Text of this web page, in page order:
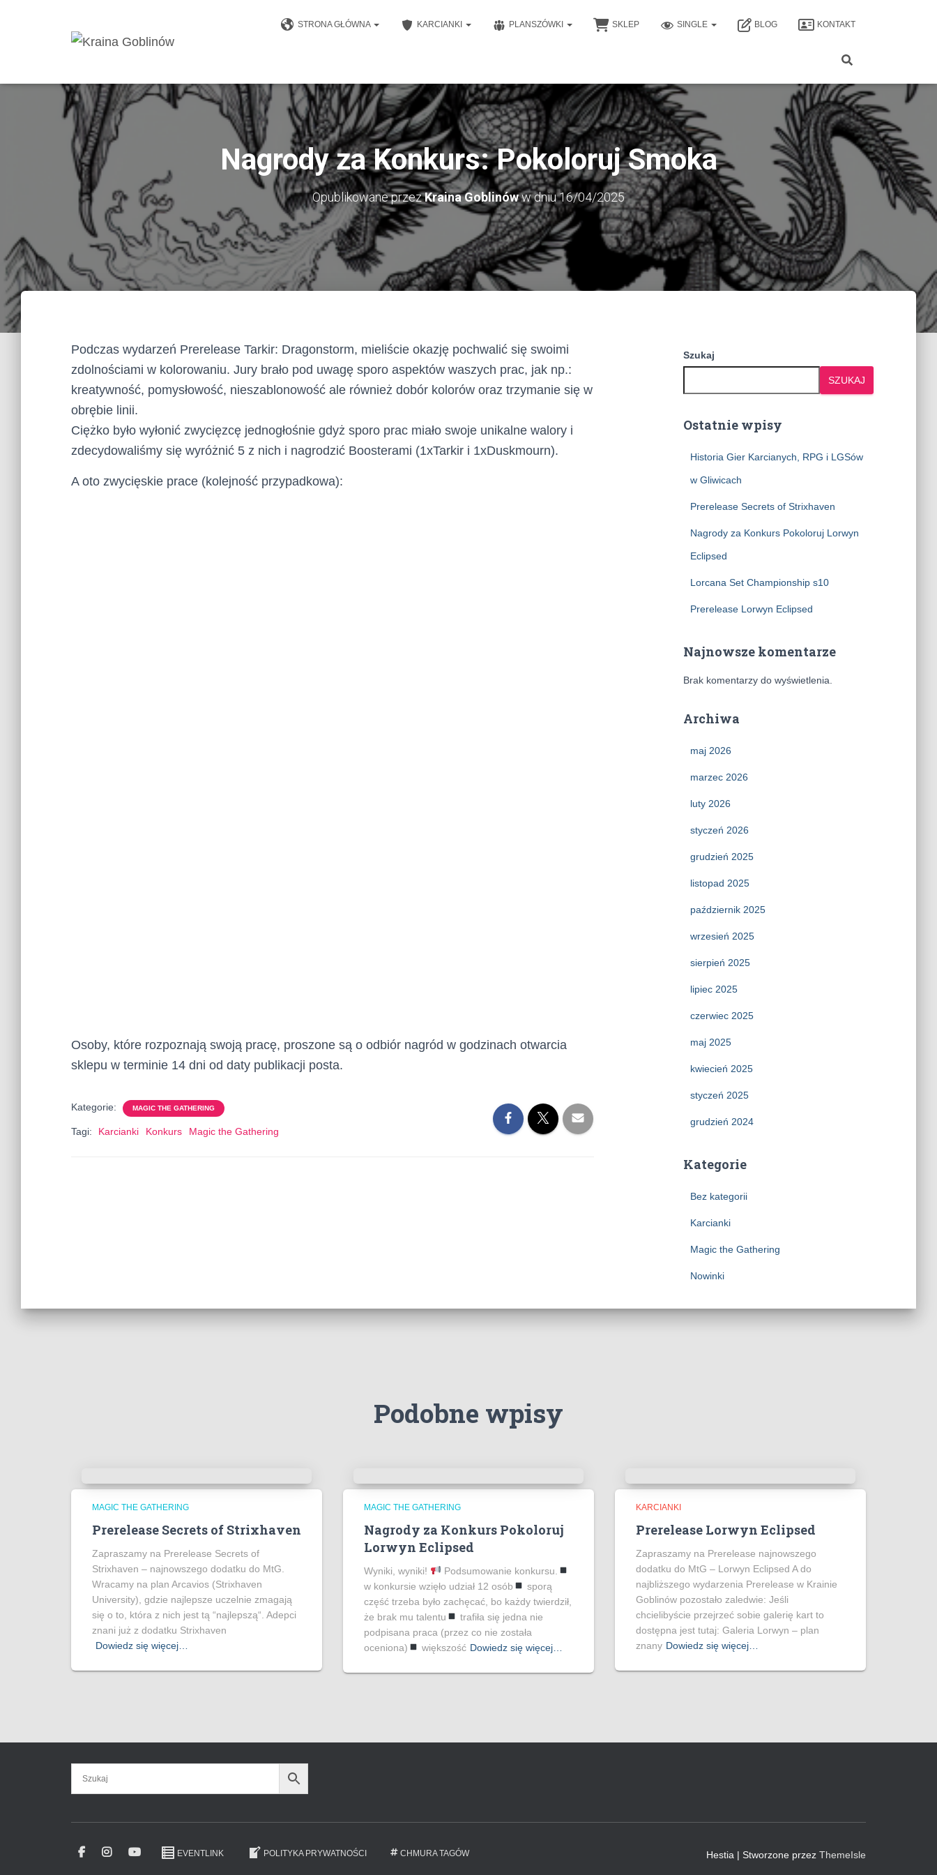
STRONA GŁÓWNA KARCIANKI PLANSZÓWKI SKLEP SINGLE BLOG KONTAKT
Nagrody za Konkurs: Pokoloruj Smoka
Opublikowane przezKraina Goblinóww dniu16/04/2025
Podczas wydarzeń Prerelease Tarkir: Dragonstorm, mieliście okazję pochwalić się swoimi
zdolnościami w kolorowaniu. Jury brało pod uwagę sporo aspektów waszych prac, jak np.:
kreatywność, pomysłowość, nieszablonowość ale również dobór kolorów oraz trzymanie się w
obrębie linii.
Ciężko było wyłonić zwycięzcę jednogłośnie gdyż sporo prac miało swoje unikalne walory i
zdecydowaliśmy się wyróżnić 5 z nich i nagrodzić Boosterami (1xTarkir i 1xDuskmourn).
A oto zwycięskie prace (kolejność przypadkowa):
Osoby, które rozpoznają swoją pracę, proszone są o odbiór nagród w godzinach otwarcia
sklepu w terminie 14 dni od daty publikacji posta.
Kategorie: MAGIC THE GATHERING
Tagi: Karcianki Konkurs Magic the Gathering
Szukaj
SZUKAJ
Ostatnie wpisy
Historia Gier Karcianych, RPG i LGSów
w Gliwicach
Prerelease Secrets of Strixhaven
Nagrody za Konkurs Pokoloruj Lorwyn
Eclipsed
Lorcana Set Championship s10
Prerelease Lorwyn Eclipsed
Najnowsze komentarze
Brak komentarzy do wyświetlenia.
Archiwa
maj 2026
marzec 2026
luty 2026
styczeń 2026
grudzień 2025
listopad 2025
październik 2025
wrzesień 2025
sierpień 2025
lipiec 2025
czerwiec 2025
maj 2025
kwiecień 2025
styczeń 2025
grudzień 2024
Kategorie
Bez kategorii
Karcianki
Magic the Gathering
Nowinki
Podobne wpisy
MAGIC THE GATHERING
Prerelease Secrets of Strixhaven
Zapraszamy na Prerelease Secrets of
Strixhaven – najnowszego dodatku do MtG.
Wracamy na plan Arcavios (Strixhaven
University), gdzie najlepsze uczelnie zmagają
się o to, która z nich jest tą “najlepszą“. Adepci
znani już z dodatku Strixhaven
Dowiedz się więcej…
MAGIC THE GATHERING
Nagrody za Konkurs Pokoloruj
Lorwyn Eclipsed
Wyniki, wyniki!
Podsumowanie konkursu.
w konkursie wzięło udział 12 osób
sporą
część trzeba było zachęcać, bo każdy twierdził,
że brak mu talentu
trafiła się jedna nie
podpisana praca (przez co nie została
oceniona)
większość Dowiedz się więcej…
KARCIANKI
Prerelease Lorwyn Eclipsed
Zapraszamy na Prerelease najnowszego
dodatku do MtG – Lorwyn Eclipsed A do
najbliższego wydarzenia Prerelease w Krainie
Goblinów pozostało zaledwie: Jeśli
chcielibyście przejrzeć sobie galerię kart to
dostępna jest tutaj: Galeria Lorwyn – plan
znany Dowiedz się więcej…
EVENTLINK POLITYKA PRYWATNOŚCI CHMURA TAGÓW Hestia | Stworzone przez ThemeIsle